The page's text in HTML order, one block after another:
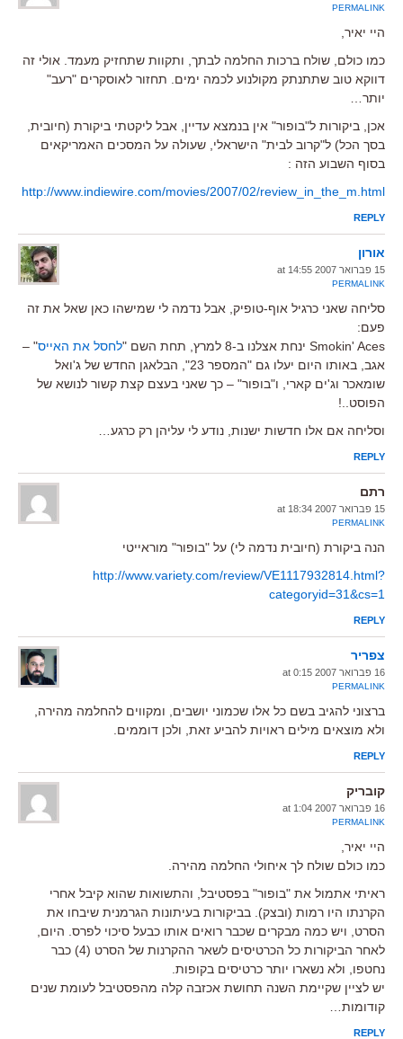
PERMALINK
היי יאיר,
כמו כולם, שולח ברכות החלמה לבתך, ותקוות שתחזיק מעמד. אולי זה
דווקא טוב שתתנתק מקולנוע לכמה ימים. תחזור לאוסקרים "רעב"
יותר…
אכן, ביקורות ל"בופור" אין בנמצא עדיין, אבל ליקטתי ביקורת (חיובית,
בסך הכל) ל"קרוב לבית" הישראלי, שעולה על המסכים האמריקאים
בסוף השבוע הזה :
http://www.indiewire.com/movies/2007/02/review_in_the_m.html
REPLY
אורון
15 פברואר 2007 at 14:55
PERMALINK
סליחה שאני כרגיל אוף-טופיק, אבל נדמה לי שמישהו כאן שאל את זה
פעם:
Smokin' Aces ינחת אצלנו ב-8 למרץ, תחת השם "
לחסל את האייס" –
אגב, באותו היום יעלו גם "המספר 23", הבלאגן החדש של ג'ואל
שומאכר וג'ים קארי, ו"בופור" – כך שאני בעצם קצת קשור לנושא של
הפוסט..!
וסליחה אם אלו חדשות ישנות, נודע לי עליהן רק כרגע…
REPLY
רתם
15 פברואר 2007 at 18:34
PERMALINK
הנה ביקורת (חיובית נדמה לי) על "בופור" מוראייטי
http://www.variety.com/review/VE1117932814.html?
categoryid=31&cs=1
REPLY
צפריר
16 פברואר 2007 at 0:15
PERMALINK
ברצוני להגיב בשם כל אלו שכמוני יושבים, ומקווים להחלמה מהירה,
ולא מוצאים מילים ראויות להביע זאת, ולכן דוממים.
REPLY
קובריק
16 פברואר 2007 at 1:04
PERMALINK
היי יאיר,
כמו כולם שולח לך איחולי החלמה מהירה.
ראיתי אתמול את "בופור" בפסטיבל, והתשואות שהוא קיבל אחרי
הקרנתו היו רמות (ובצק). בביקורות בעיתונות הגרמנית שיבחו את
הסרט, ויש כמה מבקרים שכבר רואים אותו כבעל סיכוי לפרס. היום,
לאחר הביקורות כל הכרטיסים לשאר ההקרנות של הסרט (4) כבר
נחטפו, ולא נשארו יותר כרטיסים בקופות.
יש לציין שקיימת השנה תחושת אכזבה קלה מהפסטיבל לעומת שנים
קודומות…
REPLY